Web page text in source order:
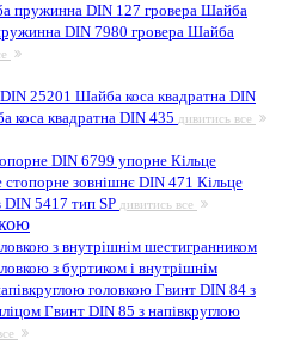
пружинна DIN 127 гровера Шайба
DIN 7980 гровераШайба
25201 Шайба коса квадратна DIN
коса квадратна DIN 435 дивитись все
DIN 6799 упорне Кільце
стопорне зовнішнє DIN 471 Кільце
DIN 5417 тип SP дивитись все
з внутрішнім шестигранником
з буртиком і внутрішнім
головкою Гвинт DIN 84 з
Гвинт DIN 85 з напівкруглою